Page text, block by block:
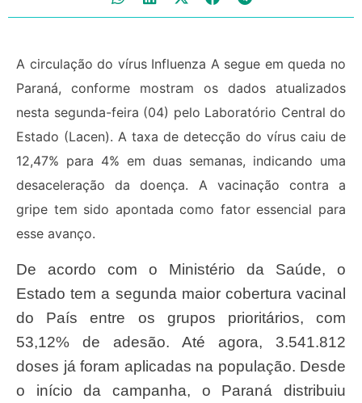
A circulação do vírus Influenza A segue em queda no
Paraná, conforme mostram os dados atualizados
nesta segunda-feira (04) pelo Laboratório Central do
Estado (Lacen). A taxa de detecção do vírus caiu de
12,47% para 4% em duas semanas, indicando uma
desaceleração da doença. A vacinação contra a
gripe tem sido apontada como fator essencial para
esse avanço.
De acordo com o Ministério da Saúde, o
Estado tem a segunda maior cobertura vacinal
do País entre os grupos prioritários, com
53,12% de adesão. Até agora, 3.541.812
doses já foram aplicadas na população. Desde
o início da campanha, o Paraná distribuiu